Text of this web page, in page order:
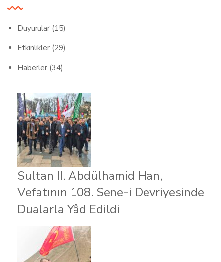
Duyurular (15)
Etkinlikler (29)
Haberler (34)
Sultan II. Abdülhamid Han,
Vefatının 108. Sene-i Devriyesinde
Dualarla Yâd Edildi